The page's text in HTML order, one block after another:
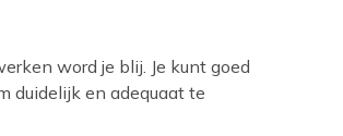
word je blij. Je kunt goed
duidelijk en adequaat te